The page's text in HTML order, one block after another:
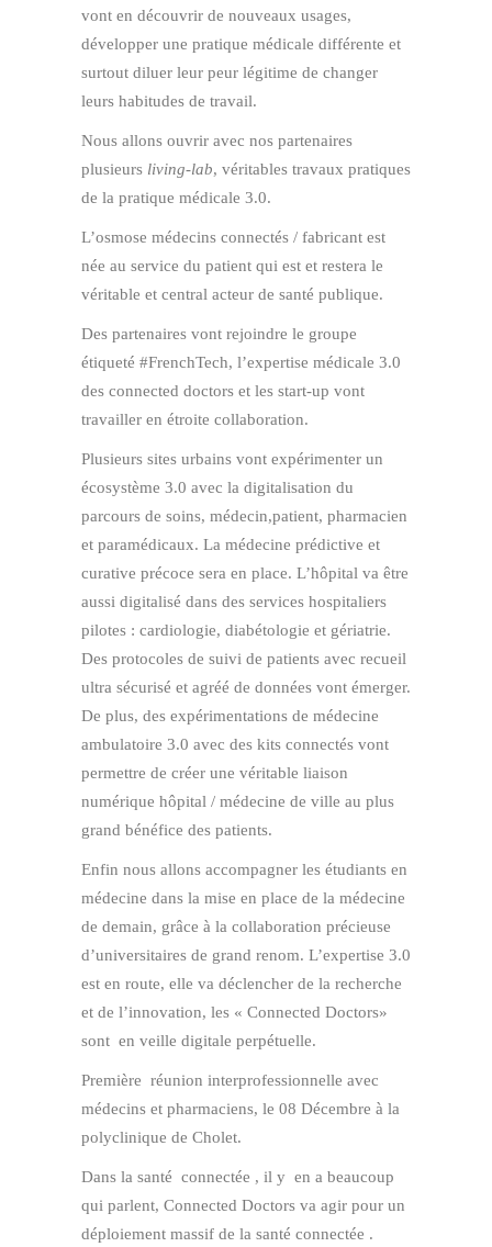
vont en découvrir de nouveaux usages,
développer une pratique médicale différente et
surtout diluer leur peur légitime de changer
leurs habitudes de travail.
Nous allons ouvrir avec nos partenaires
plusieurs living-lab, véritables travaux pratiques
de la pratique médicale 3.0.
L’osmose médecins connectés / fabricant est
née au service du patient qui est et restera le
véritable et central acteur de santé publique.
Des partenaires vont rejoindre le groupe
étiqueté #FrenchTech, l’expertise médicale 3.0
des connected doctors et les start-up vont
travailler en étroite collaboration.
Plusieurs sites urbains vont expérimenter un
écosystème 3.0 avec la digitalisation du
parcours de soins, médecin,patient, pharmacien
et paramédicaux. La médecine prédictive et
curative précoce sera en place. L’hôpital va être
aussi digitalisé dans des services hospitaliers
pilotes : cardiologie, diabétologie et gériatrie.
Des protocoles de suivi de patients avec recueil
ultra sécurisé et agréé de données vont émerger.
De plus, des expérimentations de médecine
ambulatoire 3.0 avec des kits connectés vont
permettre de créer une véritable liaison
numérique hôpital / médecine de ville au plus
grand bénéfice des patients.
Enfin nous allons accompagner les étudiants en
médecine dans la mise en place de la médecine
de demain, grâce à la collaboration précieuse
d’universitaires de grand renom. L’expertise 3.0
est en route, elle va déclencher de la recherche
et de l’innovation, les « Connected Doctors»
sont en veille digitale perpétuelle.
Première réunion interprofessionnelle avec
médecins et pharmaciens, le 08 Décembre à la
polyclinique de Cholet.
Dans la santé connectée , il y en a beaucoup
qui parlent, Connected Doctors va agir pour un
déploiement massif de la santé connectée .